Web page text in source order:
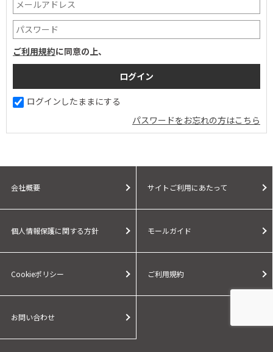
ご利用規約に同意の上、
ログインしたままにする
パスワードをお忘れの方はこちら
会社概要 サイトご利用にあたって
個人情報保護に関する方針 モールガイド
Cookieポリシー ご利用規約
お問い合わせ